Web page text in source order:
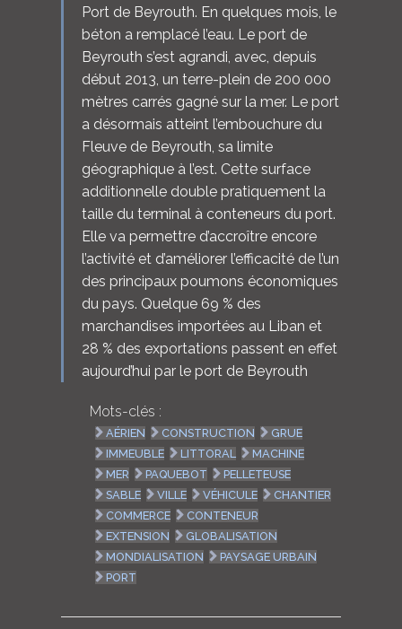
Port de Beyrouth. En quelques mois, le
béton a remplacé l’eau. Le port de
Beyrouth s’est agrandi, avec, depuis
début 2013, un terre-plein de 200 000
mètres carrés gagné sur la mer. Le port
a désormais atteint l’embouchure du
Fleuve de Beyrouth, sa limite
géographique à l’est. Cette surface
additionnelle double pratiquement la
taille du terminal à conteneurs du port.
Elle va permettre d’accroître encore
l’activité et d’améliorer l’efficacité de l’un
des principaux poumons économiques
du pays. Quelque 69 % des
marchandises importées au Liban et
28 % des exportations passent en effet
aujourd’hui par le port de Beyrouth
Mots-clés :
AÉRIEN CONSTRUCTION
GRUE
IMMEUBLE
LITTORAL
MACHINE
MER
PAQUEBOT
PELLETEUSE
SABLE
VILLE VÉHICULE
CHANTIER
COMMERCE
CONTENEUR
EXTENSION
GLOBALISATION
MONDIALISATION
PAYSAGE URBAIN
PORT